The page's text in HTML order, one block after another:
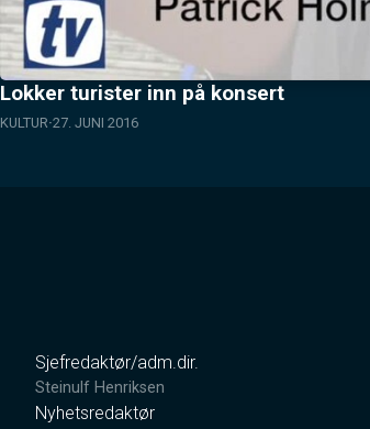
Lokker turister inn på konsert
KULTUR 27. JUNI 2016
Sjefredaktør/adm.dir.
Steinulf Henriksen
Nyhetsredaktør